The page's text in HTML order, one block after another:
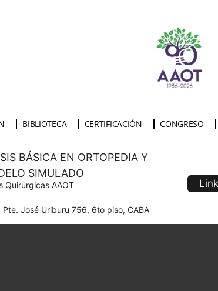
BIBLIOTECA CERTIFICACIÓN CONGRESO
BÁSICA EN ORTOPEDIA Y
SIMULADO
Quirúrgicas AAOT
José Uriburu 756, 6to piso, CABA